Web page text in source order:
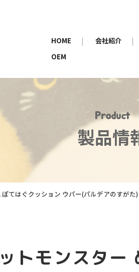
HOME | 会社紹介 |
OEM
Product
製品情
ぽてはぐクッション ウパー(パルデアのすがた)
トモンスター